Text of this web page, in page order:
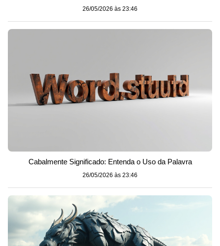
26/05/2026 às 23:46
Cabalmente Significado: Entenda o Uso da Palavra
26/05/2026 às 23:46